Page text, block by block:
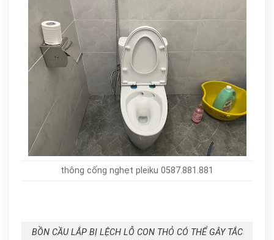
thông cống nghẹt pleiku 0587.881.881
BỒN CẦU LẮP BỊ LỆCH LỖ CON THỎ CÓ THỂ GÂY TẮC